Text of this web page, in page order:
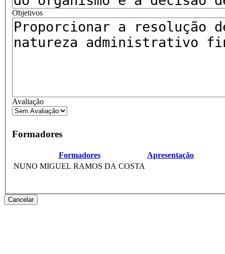
Objetivos
Avaliação
Formadores
Formadores
Apresentação
NUNO MIGUEL RAMOS DA COSTA
Cancelar